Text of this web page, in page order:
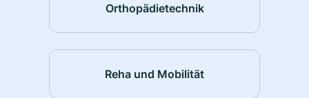
Orthopädietechnik
Reha und Mobilität